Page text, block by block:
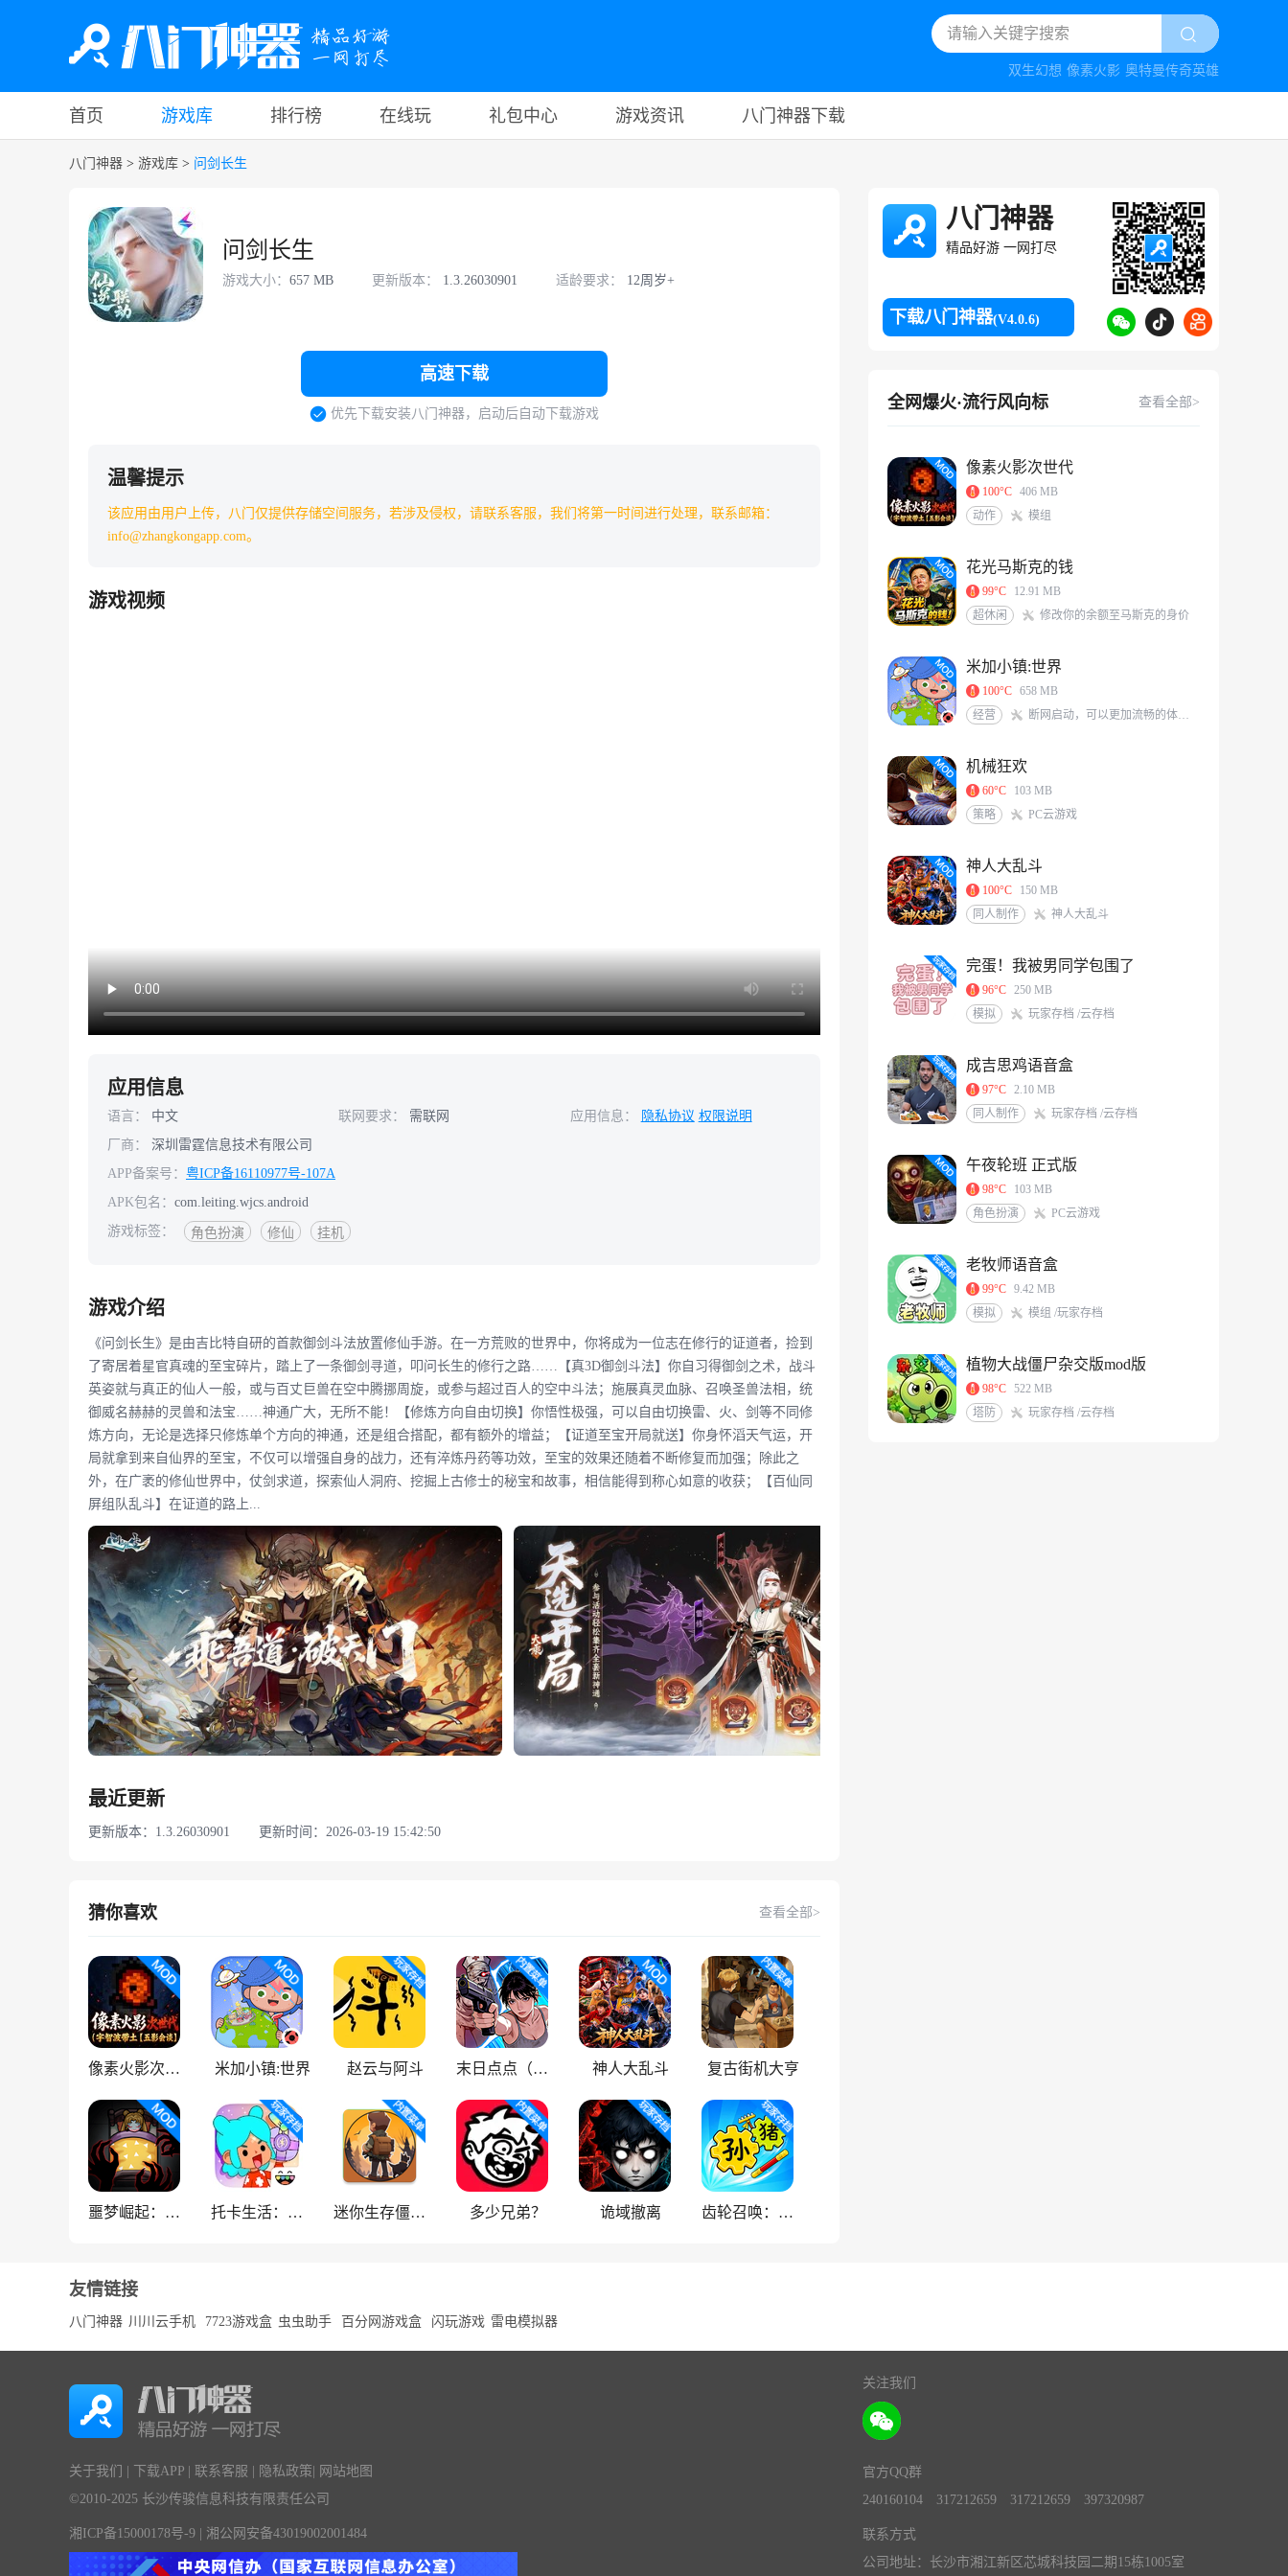
双生幻想 像素火影 奥特曼传奇英雄
首页 游戏库 排行榜 在线玩 礼包中心 游戏资讯 八门神器下载
八门神器 > 游戏库 > 问剑长生
问剑长生
游戏大小： 657 MB 更新版本： 1.3.26030901 适龄要求： 12周岁+
高速下载
优先下载安装八门神器，启动后自动下载游戏
温馨提示
该应用由用户上传，八门仅提供存储空间服务，若涉及侵权，请联系客服，我们将第一时间进行处理，联系邮箱：
info@zhangkongapp.com。
游戏视频
应用信息
语言： 中文 联网要求： 需联网 应用信息： 隐私协议 权限说明
厂商：
深圳雷霆信息技术有限公司
APP备案号： 粤ICP备16110977号-107A
APK包名： com.leiting.wjcs.android
游戏标签：
角色扮演 修仙 挂机
游戏介绍
《问剑长生》是由吉比特自研的首款御剑斗法放置修仙手游。在一方荒败的世界中，你将成为一位志在修行的证道者，捡到
了寄居着星官真魂的至宝碎片，踏上了一条御剑寻道，叩问长生的修行之路……【真3D御剑斗法】你自习得御剑之术，战斗
英姿就与真正的仙人一般，或与百丈巨兽在空中腾挪周旋，或参与超过百人的空中斗法；施展真灵血脉、召唤圣兽法相，统
御威名赫赫的灵兽和法宝……神通广大，无所不能！【修炼方向自由切换】你悟性极强，可以自由切换雷、火、剑等不同修
炼方向，无论是选择只修炼单个方向的神通，还是组合搭配，都有额外的增益；【证道至宝开局就送】你身怀滔天气运，开
局就拿到来自仙界的至宝，不仅可以增强自身的战力，还有淬炼丹药等功效，至宝的效果还随着不断修复而加强；除此之
外，在广袤的修仙世界中，仗剑求道，探索仙人洞府、挖掘上古修士的秘宝和故事，相信能得到称心如意的收获；【百仙同
屏组队乱斗】在证道的路上...
最近更新
更新版本：1.3.26030901 更新时间：2026-03-19 15:42:50
猜你喜欢 查看全部>
像素火影次世代 米加小镇:世界 赵云与阿斗 末日点点（辅助菜单） 神人大乱斗 复古街机大亨
噩梦崛起：生存 托卡生活：世界 迷你生存僵尸大战魔改版 多少兄弟？ 诡域撤离 齿轮召唤：汉字战争
八门神器
精品好游 一网打尽
下载八门神器(V4.0.6)
全网爆火·流行风向标 查看全部>
像素火影次世代
100°C 406 MB
动作
模组
花光马斯克的钱
99°C
12.91 MB
超休闲
修改你的余额至马斯克的身价
米加小镇:世界
100°C 658 MB
经营
断网启动，可以更加流畅的体验游戏<br/>米加/托卡玩家QQ交流群：117331491[action url=http://qm.qq.com/cgi-bin/qm/qr?_wv=1027&k=6X8Vf-nbKoIVVCzMHEKJaKq-S0A0zIrS&authKey=L77PNkwS6KWVs379sBDg9O7J%2BZLRFEjjXTWpXqGBveIRNdsENG0elvPpkFj%2FRVd7&noverify=0&group_code=117331491 text=加入QQ群聊]
机械狂欢
60°C
103 MB
策略
PC云游戏
神人大乱斗
100°C
150 MB
同人制作
神人大乱斗
完蛋！我被男同学包围了
96°C 250 MB
模拟
玩家存档 /云存档
成吉思鸡语音盒
97°C 2.10 MB
同人制作
玩家存档 /云存档
午夜轮班 正式版
98°C
103 MB
角色扮演
PC云游戏
老牧师语音盒
99°C 9.42 MB
模拟
模组 /玩家存档
植物大战僵尸杂交版mod版
98°C 522 MB
塔防
玩家存档 /云存档
友情链接
八门神器 川川云手机 7723游戏盒 虫虫助手 百分网游戏盒 闪玩游戏 雷电模拟器
关于我们 下载APP 联系客服 隐私政策
网站地图
©2010-2025 长沙传骏信息科技有限责任公司
湘ICP备15000178号-9 湘公网安备43019002001484
关注我们
官方QQ群
240160104
317212659 317212659 397320987
联系方式
公司地址：长沙市湘江新区芯城科技园二期15栋1005室